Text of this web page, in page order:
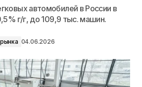
автомобилей в России в
г/г, до 109,9 тыс. машин.
04.06.2026